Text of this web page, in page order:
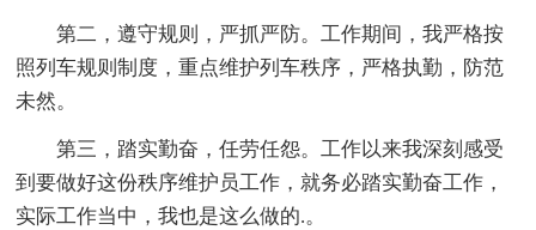
第二，遵守规则，严抓严防。工作期间，我严格按
照列车规则制度，重点维护列车秩序，严格执勤，防范
未然。
第三，踏实勤奋，任劳任怨。工作以来我深刻感受
到要做好这份秩序维护员工作，就务必踏实勤奋工作，
实际工作当中，我也是这么做的.。